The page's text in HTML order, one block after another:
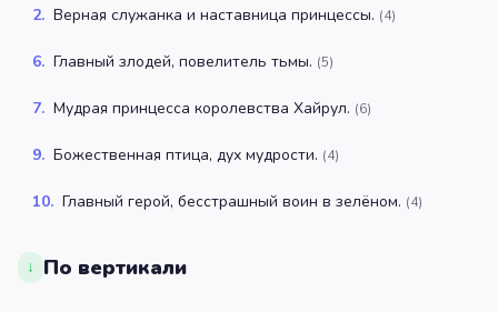
2. Верная служанка и наставница принцессы. (4)
6. Главный злодей, повелитель тьмы. (5)
7. Мудрая принцесса королевства Хайрул. (6)
9. Божественная птица, дух мудрости. (4)
10. Главный герой, бесстрашный воин в зелёном. (4)
↓ По вертикали